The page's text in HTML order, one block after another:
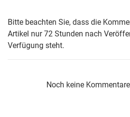
Bitte beachten Sie, dass die
Artikel nur 72 Stunden nach
Verfügung steht.
Noch keine